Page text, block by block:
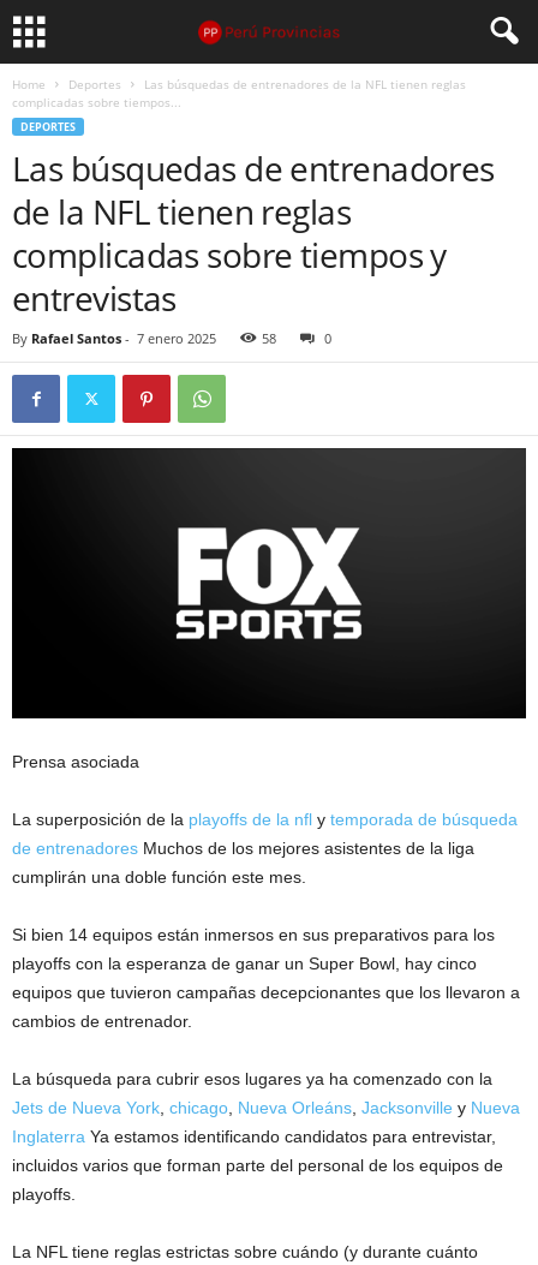
Home Deportes
Las búsquedas de entrenadores de la NFL tienen reglas
complicadas sobre tiempos...
DEPORTES
Las búsquedas de entrenadores
de la NFL tienen reglas
complicadas sobre tiempos y
entrevistas
By Rafael Santos - 7 enero 2025 58 0
Prensa asociada
La superposición de la playoffs de la nfl y temporada de búsqueda
de entrenadores Muchos de los mejores asistentes de la liga
cumplirán una doble función este mes.
Si bien 14 equipos están inmersos en sus preparativos para los
playoffs con la esperanza de ganar un Super Bowl, hay cinco
equipos que tuvieron campañas decepcionantes que los llevaron a
cambios de entrenador.
La búsqueda para cubrir esos lugares ya ha comenzado con la
Jets de Nueva York chicago Nueva Orleáns Jacksonville y Nueva
Inglaterra Ya estamos identificando candidatos para entrevistar,
incluidos varios que forman parte del personal de los equipos de
playoffs.
La NFL tiene reglas estrictas sobre cuándo (y durante cuánto